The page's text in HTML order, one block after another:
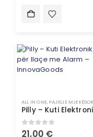
ALL IN ONE, PAJISJE
0out of 5
21,00 €